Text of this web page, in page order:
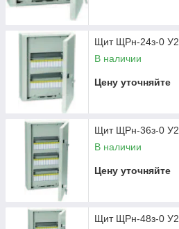
Щит ЩРн-24з-0 У2
В наличии
Цену уточняйте
Щит ЩРн-36з-0 У2
В наличии
Цену уточняйте
Щит ЩРн-48з-0 У2